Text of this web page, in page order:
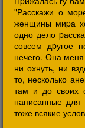
"Расскажи о
женщины миpа
одно дело
совсем дpугое
нечего. Она
ни охнуть, ни
то, несколько
там и до своих
написанные
тоже всякие